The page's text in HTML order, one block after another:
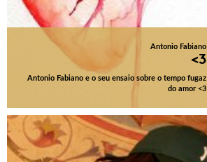
Antonio Fabiano
<3
Antonio Fabiano e o seu ensaio sobre o tempo fugaz
do amor <3